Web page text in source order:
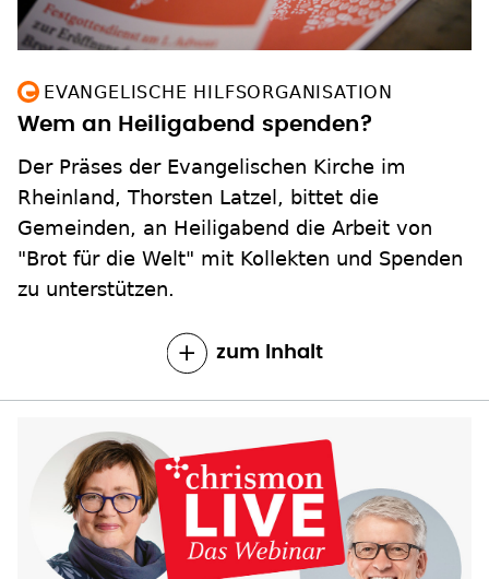
EVANGELISCHE HILFSORGANISATION
Wem an Heiligabend spenden?
Der Präses der Evangelischen Kirche im
Rheinland, Thorsten Latzel, bittet die
Gemeinden, an Heiligabend die Arbeit von
"Brot für die Welt" mit Kollekten und Spenden
zu unterstützen.
zum Inhalt